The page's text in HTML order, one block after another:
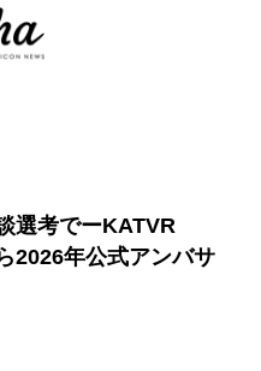
選考でーKATVR
2026年公式アンバサ